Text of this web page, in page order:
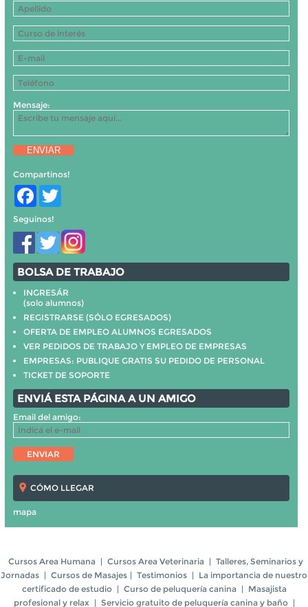
Mensaje:
ENVIAR
Compartinos!
Facebook
Seguinos!
BOLSA DE TRABAJO
INGRESÁR
(solo alumnos)
REGISTRARSE (SÓLO EGRESADOS)
OFERTA DE EMPLEO ALUMNOS EGRESADOS
VER PEDIDOS DE TRABAJO Y EMPLEO DE EMPRESAS
EMPRESAS: PUBLIQUE GRATIS SU PEDIDO DE PERSONAL
TICKET DE SOPORTE
ENVIÁ ESTA PÁGINA A UN AMIGO
Email del amigo:
CÓMO LLEGAR
mapa
Cursos Area Humana | Cursos Area Veterinaria | Talleres, Seminarios y
Jornadas | Cursos de Masajes | Testimonios | La importancia de nuestro
certificado de estudio | Curso de peluquería canina | Masajista
profesional y relax | Servicio gratuito de peluquería canina y baño |